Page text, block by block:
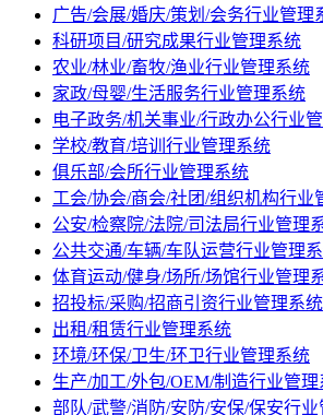
广告/会展/婚庆/策划/会务行业管理
科研项目/研究成果行业管理系统
农业/林业/畜牧/渔业行业管理系统
家政/母婴/生活服务行业管理系统
电子政务/机关事业/行政办公行业
学校/教育/培训行业管理系统
俱乐部/会所行业管理系统
工会/协会/商会/社团/组织机构行业
公安/检察院/法院/司法局行业管理
公共交通/车辆/车队运营行业管理
体育运动/健身/场所/场馆行业管理
招投标/采购/招商引资行业管理系统
出租/租赁行业管理系统
环境/环保/卫生/环卫行业管理系统
生产/加工/外包/OEM/制造行业管理
部队/武警/消防/安防/安保/保安行